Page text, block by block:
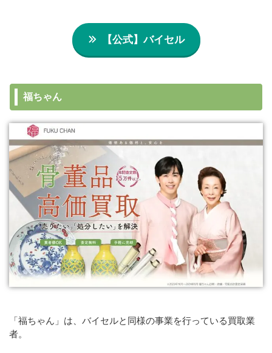
【公式】バイセル
福ちゃん
「福ちゃん」は、バイセルと同様の事業を行っている買取業
者。